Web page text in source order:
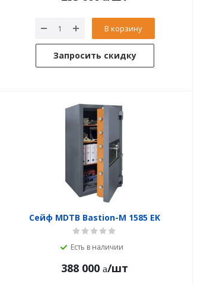
В корзину
Запросить скидку
Сейф MDTB Bastion-M 1585 EK
Есть в наличии
388 000 /шт